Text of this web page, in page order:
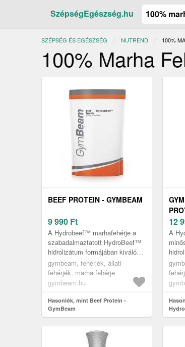
SzépségEgészség.hu
SZÉPSÉG ÉS EGÉSZSÉG NUTREND 100%
100% Marha
BEEF PROTEIN - GYMBEAM
9 990 Ft
A Hydrobeef™ marhafehérje a
szabadalmaztatott HydroBeef™
hidrolizátum formájában kiváló
alternatívát nyújt a klasszikus
tejfehérjékkel szemben. Kim...
gymbeam, fehérjék, állati
fehérjék, marha fehérje
gymbeam.hu
Hasonlók, mint Beef Protein -
GymBeam
12
A